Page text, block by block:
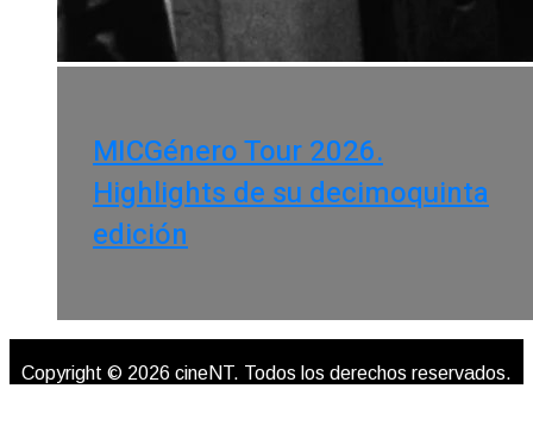
MICGénero Tour 2026.
Highlights de su decimoquinta
edición
Copyright © 2026 cineNT. Todos los derechos reservados.